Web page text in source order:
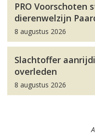
PRO Voorschoten
dierenwelzijn
8 augustus 2026
Slachtoffer
overleden
8 augustus 2026